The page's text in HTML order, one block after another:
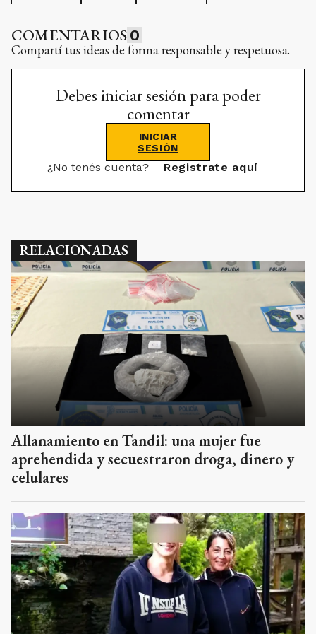
COMENTARIOS 0
Compartí tus ideas de forma responsable y respetuosa.
Debes iniciar sesión para poder
comentar
INICIAR
SESIÓN
¿No tenés cuenta? Registrate aquí
RELACIONADAS
Allanamiento en Tandil: una mujer fue
aprehendida y secuestraron droga, dinero y
celulares